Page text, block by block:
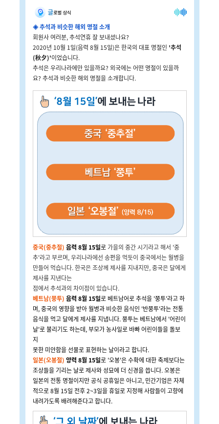
◈ 추석과 비슷한 해외 명절 소개
회원사 여러분, 추석연휴 잘 보내셨나요?
2020년 10월 1일(음력 8월 15일)은 한국의 대표 명절인 '추석
(秋夕)'이었습니다.
추석은 우리나라에만 있을까요? 외국에는 어떤 명절이 있을까
요? 추석과 비슷한 해외 명절을 소개합니다.
중국(중추절) 음력 8월 15일로 가을의 중간 시기라고 해서 '중
추'라고 부르며, 우리나라에선 송편을 먹듯이 중국에서는 월병을
만들어 먹습니다. 한국은 조상께 제사를 지내지만, 중국은 달에게
제사를 지낸다는
점에서 추석과의 차이점이 있습니다.
베트남(쭝투) 음력 8월 15일로 베트남어로 추석을 '쭝투'라고 하
며, 중국의 영향을 받아 월병과 비슷한 음식인 '반쭝투'라는 전통
음식을 먹고 달에게 제사를 지냅니다. 쭝투는 베트남에서 '어린이
날'로 불리기도 하는데, 부모가 농사일로 바빠 어린이들을 돌보
지
못한 미안함을 선물로 표현하는 날이라고 합니다.
일본(오봉절) 양력 8월 15일로 '오봉'은 수확에 대한 축제보다는
조상들을 기리는 날로 제사와 성묘에 더 신경을 씁니다. 오봉은
일본의 전통 명절이지만 공식 공휴일은 아니고, 민간기업은 자체
적으로 8월 15일 전후 2~3일을 휴일로 지정해 사람들이 고향에
내려가도록 배려해준다고 합니다.